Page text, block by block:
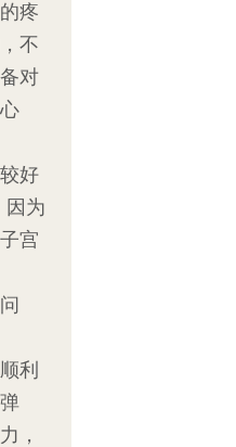
疼
不
对
好
因为
宫
利
，